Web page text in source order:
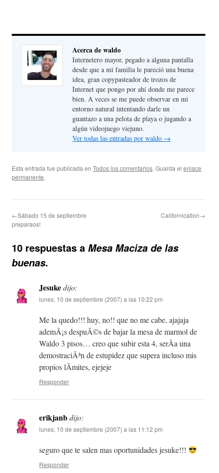
Acerca de waldo
Internetero mayor, pegado a alguna pantalla
desde que a mi familia le pareció una buena
idea, gran copypasteador de trozos de
Internet que pongo por ahí donde me parece
bien. A veces se me puede observar en mi
entorno natural intentando darle un
guantazo a una pelota de playa o jugando a
algún videojuego viejuno.
Ver todas las entradas por waldo →
Esta entrada fue publicada en Todos los comentarios. Guarda el enlace
permanente.
←Sábado 15 de septiembre
preparaos!
Californication→
10 respuestas a Mesa Maciza de las
buenas.
Jesukedijo:
lunes, 10 de septiembre (2007) a las 10:22 pm
Me la quedo!!! huy, no!! que no me cabe, ajajaja
ademÃ¡s despuÃ©s de bajar la mesa de marmol de
Waldo 3 pisos… creo que subir esta 4, serÃ­a una
demostraciÃ³n de estupidez que supera incluso mis
propios lÃ­mites, ejejeje
Responder
erikjanbdijo:
lunes, 10 de septiembre (2007) a las 11:12 pm
seguro que te salen mas oportunidades jesuke!!!
Responder